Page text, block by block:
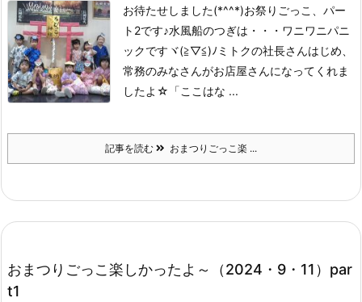
お待たせしました(*^^*)お祭りごっこ、パー
ト2です♪水風船のつぎは・・・ワニワニパニ
ックですヾ(≧▽≦)ﾉ ミトクの社長さんはじめ、
常務のみなさんがお店屋さんになってくれま
したよ☆ 「ここはな ...
記事を読む おまつりごっこ楽 ...
おまつりごっこ楽しかったよ～（2024・9・11）par
t1